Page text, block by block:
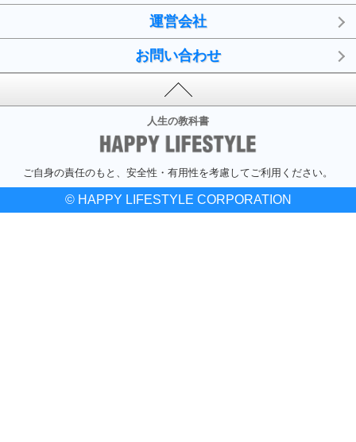
運営会社
お問い合わせ
人生の教科書
ご自身の責任のもと、安全性・有用性を考慮してご利用ください。
© HAPPY LIFESTYLE CORPORATION